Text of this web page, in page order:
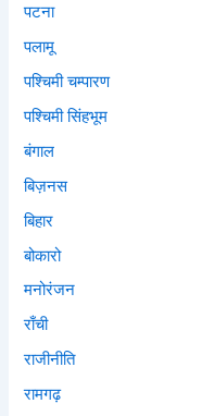
पटना
पलामू
पश्चिमी चम्पारण
पश्चिमी सिंहभूम
बंगाल
बिज़नस
बिहार
बोकारो
मनोरंजन
राँची
राजीनीति
रामगढ़